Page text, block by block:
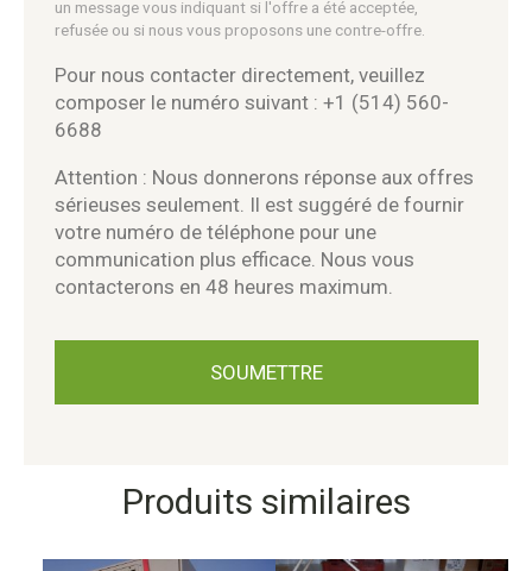
un message vous indiquant si l'offre a été acceptée,
refusée ou si nous vous proposons une contre-offre.
Pour nous contacter directement, veuillez
composer le numéro suivant : +1 (514) 560-
6688
Attention : Nous donnerons réponse aux offres
sérieuses seulement. Il est suggéré de fournir
votre numéro de téléphone pour une
communication plus efficace. Nous vous
contacterons en 48 heures maximum.
Produits similaires